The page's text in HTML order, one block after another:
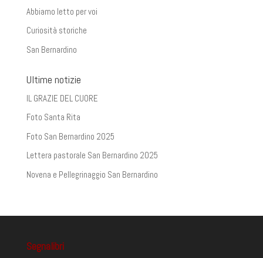
Abbiamo letto per voi
Curiosità storiche
San Bernardino
Ultime notizie
IL GRAZIE DEL CUORE
Foto Santa Rita
Foto San Bernardino 2025
Lettera pastorale San Bernardino 2025
Novena e Pellegrinaggio San Bernardino
Segnalibri